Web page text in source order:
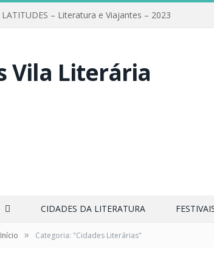
LATITUDES – Literatura e Viajantes – 2023
CIDADES DA LITERATURA
Início » Categoria: "Cidades Literárias"